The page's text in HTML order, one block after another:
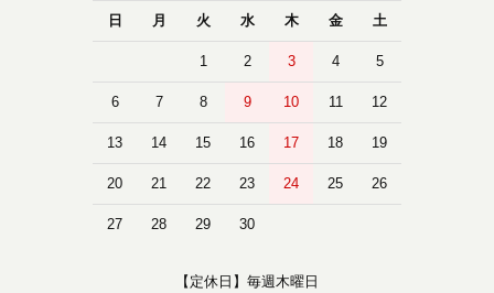
日
月 火 水 木 金 土
1 2 3 4 5
6 7 8 9 10 11 12
13 14 15 16 17 18 19
20 21 22 23 24 25 26
27 28 29 30
【定休日】毎週木曜日